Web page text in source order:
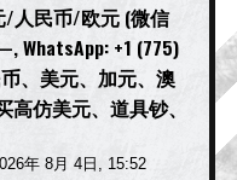
人民币/欧元 (微信
+1 (775)
、美元、加元、澳
仿美元、道具钞、
年 8月 4日, 15:52